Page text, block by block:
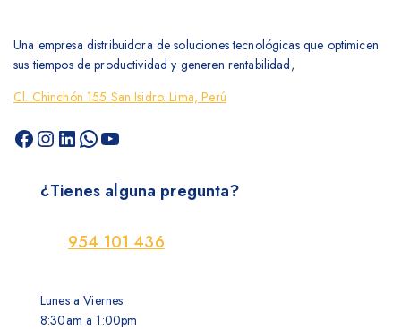
Una empresa distribuidora de soluciones tecnológicas que optimicen
sus tiempos de productividad y generen rentabilidad,
Cl. Chinchón 155 San Isidro. Lima, Perú
¿Tienes alguna pregunta?
954 101 436
Lunes a Viernes
8:30am a 1:00pm